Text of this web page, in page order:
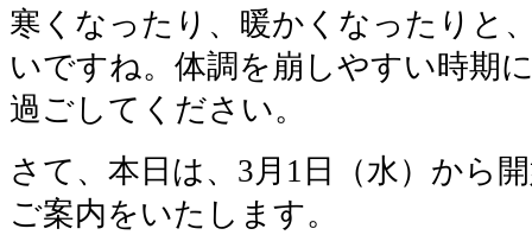
寒くなったり、暖かくなったりと
いですね。体調を崩しやすい時期
過ごしてください。
さて、本日は、3月1日（水）から
ご案内をいたします。